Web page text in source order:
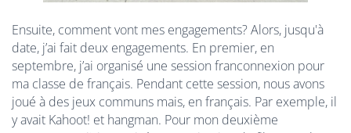
Ensuite, comment vont mes engagements? Alors, jusqu'à
date, j’ai fait deux engagements. En premier, en
septembre, j’ai organisé une session franconnexion pour
ma classe de français. Pendant cette session, nous avons
joué à des jeux communs mais, en français. Par exemple, il
y avait Kahoot! et hangman. Pour mon deuxième